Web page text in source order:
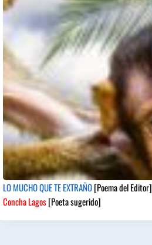
LO MUCHO QUE TE EXTRAÑO[Poema del Editor]
Concha Lagos[Poeta sugerido]